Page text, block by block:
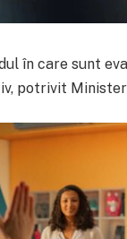
în care sunt
potrivit